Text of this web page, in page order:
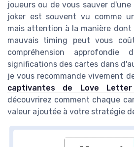
joueurs ou de vous sauver
joker est souvent vu comme
mais attention à la manière
mauvais timing peut vous
compréhension approfondie
significations des cartes dans
je vous recommande vivement
captivantes de Love Letter
découvrirez comment chaque
valeur ajoutée à votre stratégie